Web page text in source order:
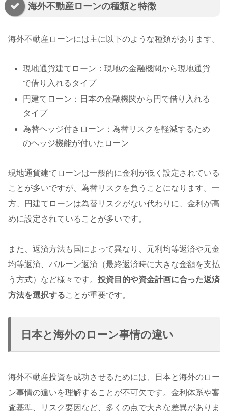
海外不動産ローンの種類と特徴
海外不動産ローンには主に以下のような種類があります。
現地通貨建てローン：現地の金融機関から現地通貨
で借り入れるタイプ
円建てローン：日本の金融機関から円で借り入れる
タイプ
為替ヘッジ付きローン：為替リスクを軽減するため
のヘッジ機能が付いたローン
現地通貨建てローンは一般的に金利が低く設定されている
ことが多いですが、為替リスクを負うことになります。一
方、円建てローンは為替リスクがない代わりに、金利が高
めに設定されていることが多いです。
また、返済方法も国によって異なり、元利均等返済や元金
均等返済、バルーン返済（最終返済時に大きな金額を支払
う方式）など様々です。 投資目的や資金計画に合った返済
方法を選択することが重要です。
日本と海外のローン事情の違い
海外不動産投資を成功させるためには、日本と海外のロー
ン事情の違いを理解することが不可欠です。金利体系や審
査基準、リスク要因など、多くの点で大きな差異がありま